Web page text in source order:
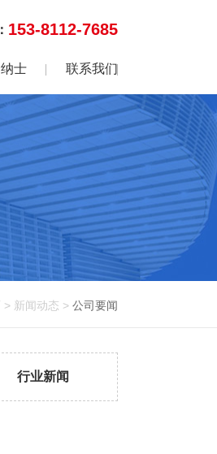
153-8112-7685
士 联系我们
> 新闻动态 > 公司要闻
行业新闻